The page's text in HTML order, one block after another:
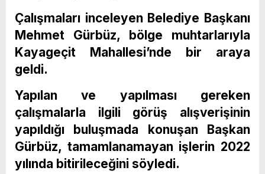
Çalışmaları inceleyen Belediye Başkanı
Mehmet Gürbüz, bölge muhtarlarıyla
Kayageçit Mahallesi’nde bir araya
geldi.
Yapılan ve yapılması gereken
çalışmalarla ilgili görüş alışverişinin
yapıldığı buluşmada konuşan Başkan
Gürbüz, tamamlanamayan işlerin 2022
yılında bitirileceğini söyledi.